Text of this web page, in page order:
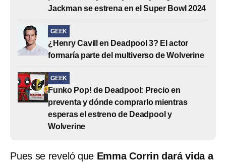
Jackman se estrena en el Super Bowl 2024
GEEK
¿Henry Cavill en Deadpool 3? El actor
formaría parte del multiverso de Wolverine
GEEK
Funko Pop! de Deadpool: Precio en
preventa y dónde comprarlo mientras
esperas el estreno de Deadpool y
Wolverine
Pues se reveló que Emma Corrin dará vida a